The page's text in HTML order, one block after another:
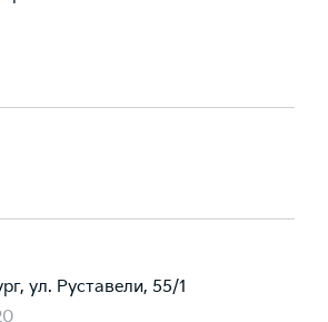
ул. Руставели, 55/1